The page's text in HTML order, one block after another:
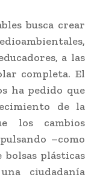
busca crear
a las
completa. El
ha pedido que
de la
los cambios
–como
plásticas
ciudadanía